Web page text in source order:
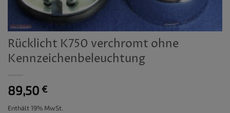
Rücklicht K750 verchromt ohne
Kennzeichenbeleuchtung
89,50 €
Enthält 19% MwSt.